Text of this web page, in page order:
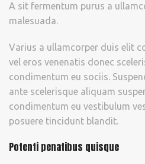
A sit fermentum purus a
malesuada.
Varius a ullamcorper duis elit
vel eros venenatis donec
condimentum eu sociis.
ante scelerisque aliquam
condimentum eu vestibulum
posuere tincidunt blandit.
Potenti penatibus quisque